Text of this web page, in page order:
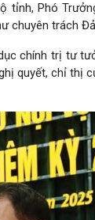
Phó
chuyên trách
chính trị tư
quyết, chỉ thị